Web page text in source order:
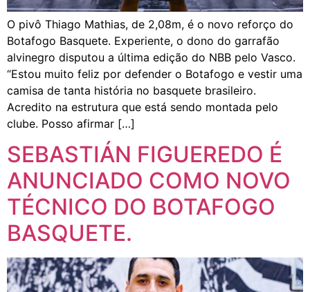
O pivô Thiago Mathias, de 2,08m, é o novo reforço do
Botafogo Basquete. Experiente, o dono do garrafão
alvinegro disputou a última edição do NBB pelo Vasco.
“Estou muito feliz por defender o Botafogo e vestir uma
camisa de tanta história no basquete brasileiro.
Acredito na estrutura que está sendo montada pelo
clube. Posso afirmar […]
SEBASTIÁN FIGUEREDO É
ANUNCIADO COMO NOVO
TÉCNICO DO BOTAFOGO
BASQUETE.